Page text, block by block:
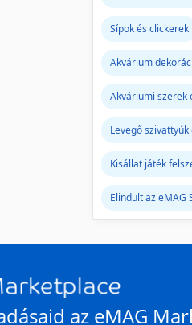
Sípok és clickerek
Akvárium
Akváriumi szerek
Levegő
Kisállat játék
Elindult az eMAG
az eMAG